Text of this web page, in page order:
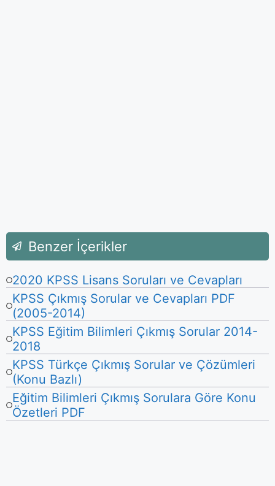
Benzer İçerikler
2020 KPSS Lisans Soruları ve Cevapları
KPSS Çıkmış Sorular ve Cevapları PDF
(2005-2014)
KPSS Eğitim Bilimleri Çıkmış Sorular 2014-
2018
KPSS Türkçe Çıkmış Sorular ve Çözümleri
(Konu Bazlı)
Eğitim Bilimleri Çıkmış Sorulara Göre Konu
Özetleri PDF